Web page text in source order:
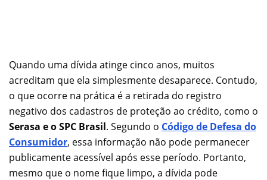
Quando uma dívida atinge cinco anos, muitos
acreditam que ela simplesmente desaparece. Contudo,
o que ocorre na prática é a retirada do registro
negativo dos cadastros de proteção ao crédito, como o
Serasa e o SPC Brasil. Segundo o Código de Defesa do
Consumidor, essa informação não pode permanecer
publicamente acessível após esse período. Portanto,
mesmo que o nome fique limpo, a dívida pode